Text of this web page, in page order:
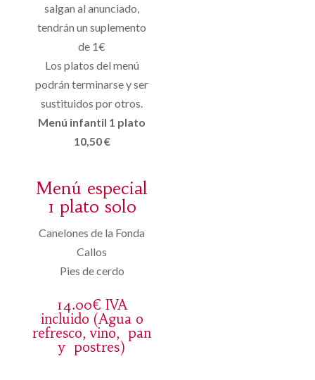
salgan al anunciado,
tendrán un suplemento
de 1€
Los platos del menú
podrán terminarse y ser
sustituidos por otros.
Menú infantil 1 plato
10,50 €
Menú especial
1 plato solo
Canelones de la Fonda
Callos
Pies de cerdo
14.00€ IVA
incluido (Agua o
refresco, vino, pan
y postres)